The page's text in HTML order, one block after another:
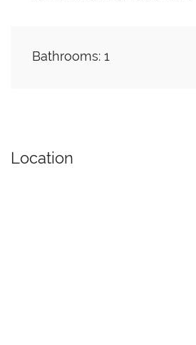
Bathrooms: 1
Location